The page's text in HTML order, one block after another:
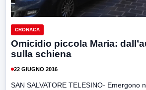
CRONACA
Omicidio piccola Maria:
sulla schiena
22 GIUGNO 2016
SAN SALVATORE TELESINO- Emergono